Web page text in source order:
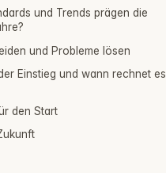
und Trends prägen die
und Probleme lösen
Einstieg und wann rechnet es
den Start